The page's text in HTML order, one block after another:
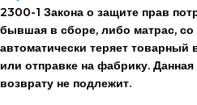
2300-1 Закона о защите прав
бывшая в сборе, либо матрас, со
автоматически теряет товарный
или отправке на фабрику.
возврату не подлежит.